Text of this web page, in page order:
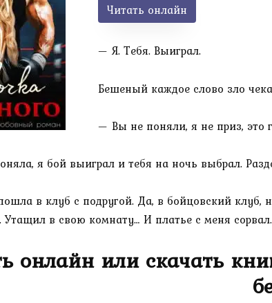
Читать онлайн
— Я. Тебя. Выиграл.
Бешеный каждое слово зло
— Вы не поняли, я не приз, это
я бой выиграл и тебя на ночь выбрал.
в клуб с подругой. Да, в бойцовский
Утащил в свою комнату… И платье с меня
онлайн или скачать